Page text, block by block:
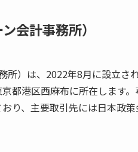
会計事務所）
所）は、2022年8月に設立
都港区西麻布に所在します
り、主要取引先には日本政